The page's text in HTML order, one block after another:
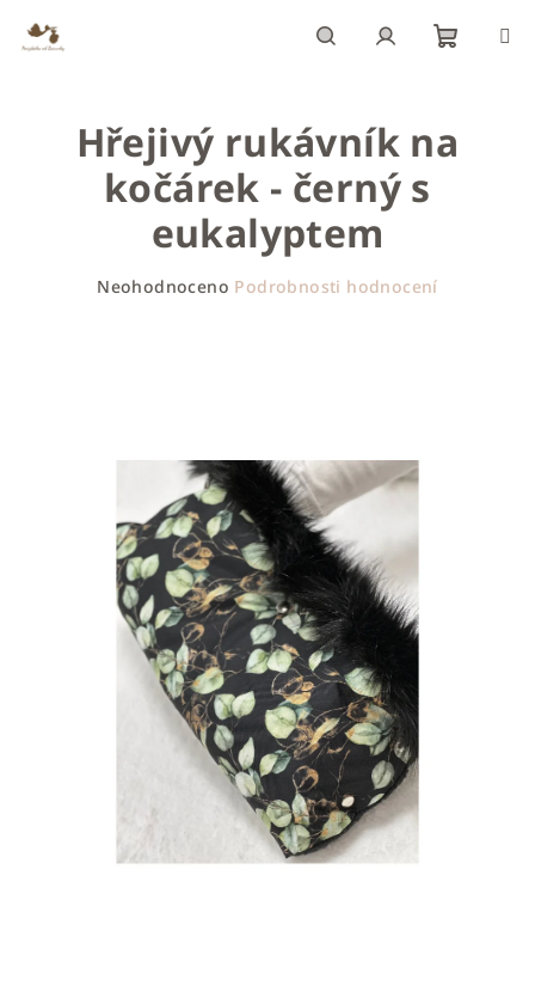
obsah
košík
Hřejivý rukávník na
kočárek - černý s
eukalyptem
Neohodnoceno Podrobnosti hodnocení